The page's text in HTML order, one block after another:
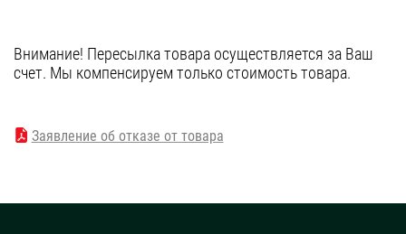
Внимание! Пересылка товара осуществляется за Ваш
счет. Мы компенсируем только стоимость товара.
Заявление об отказе от товара